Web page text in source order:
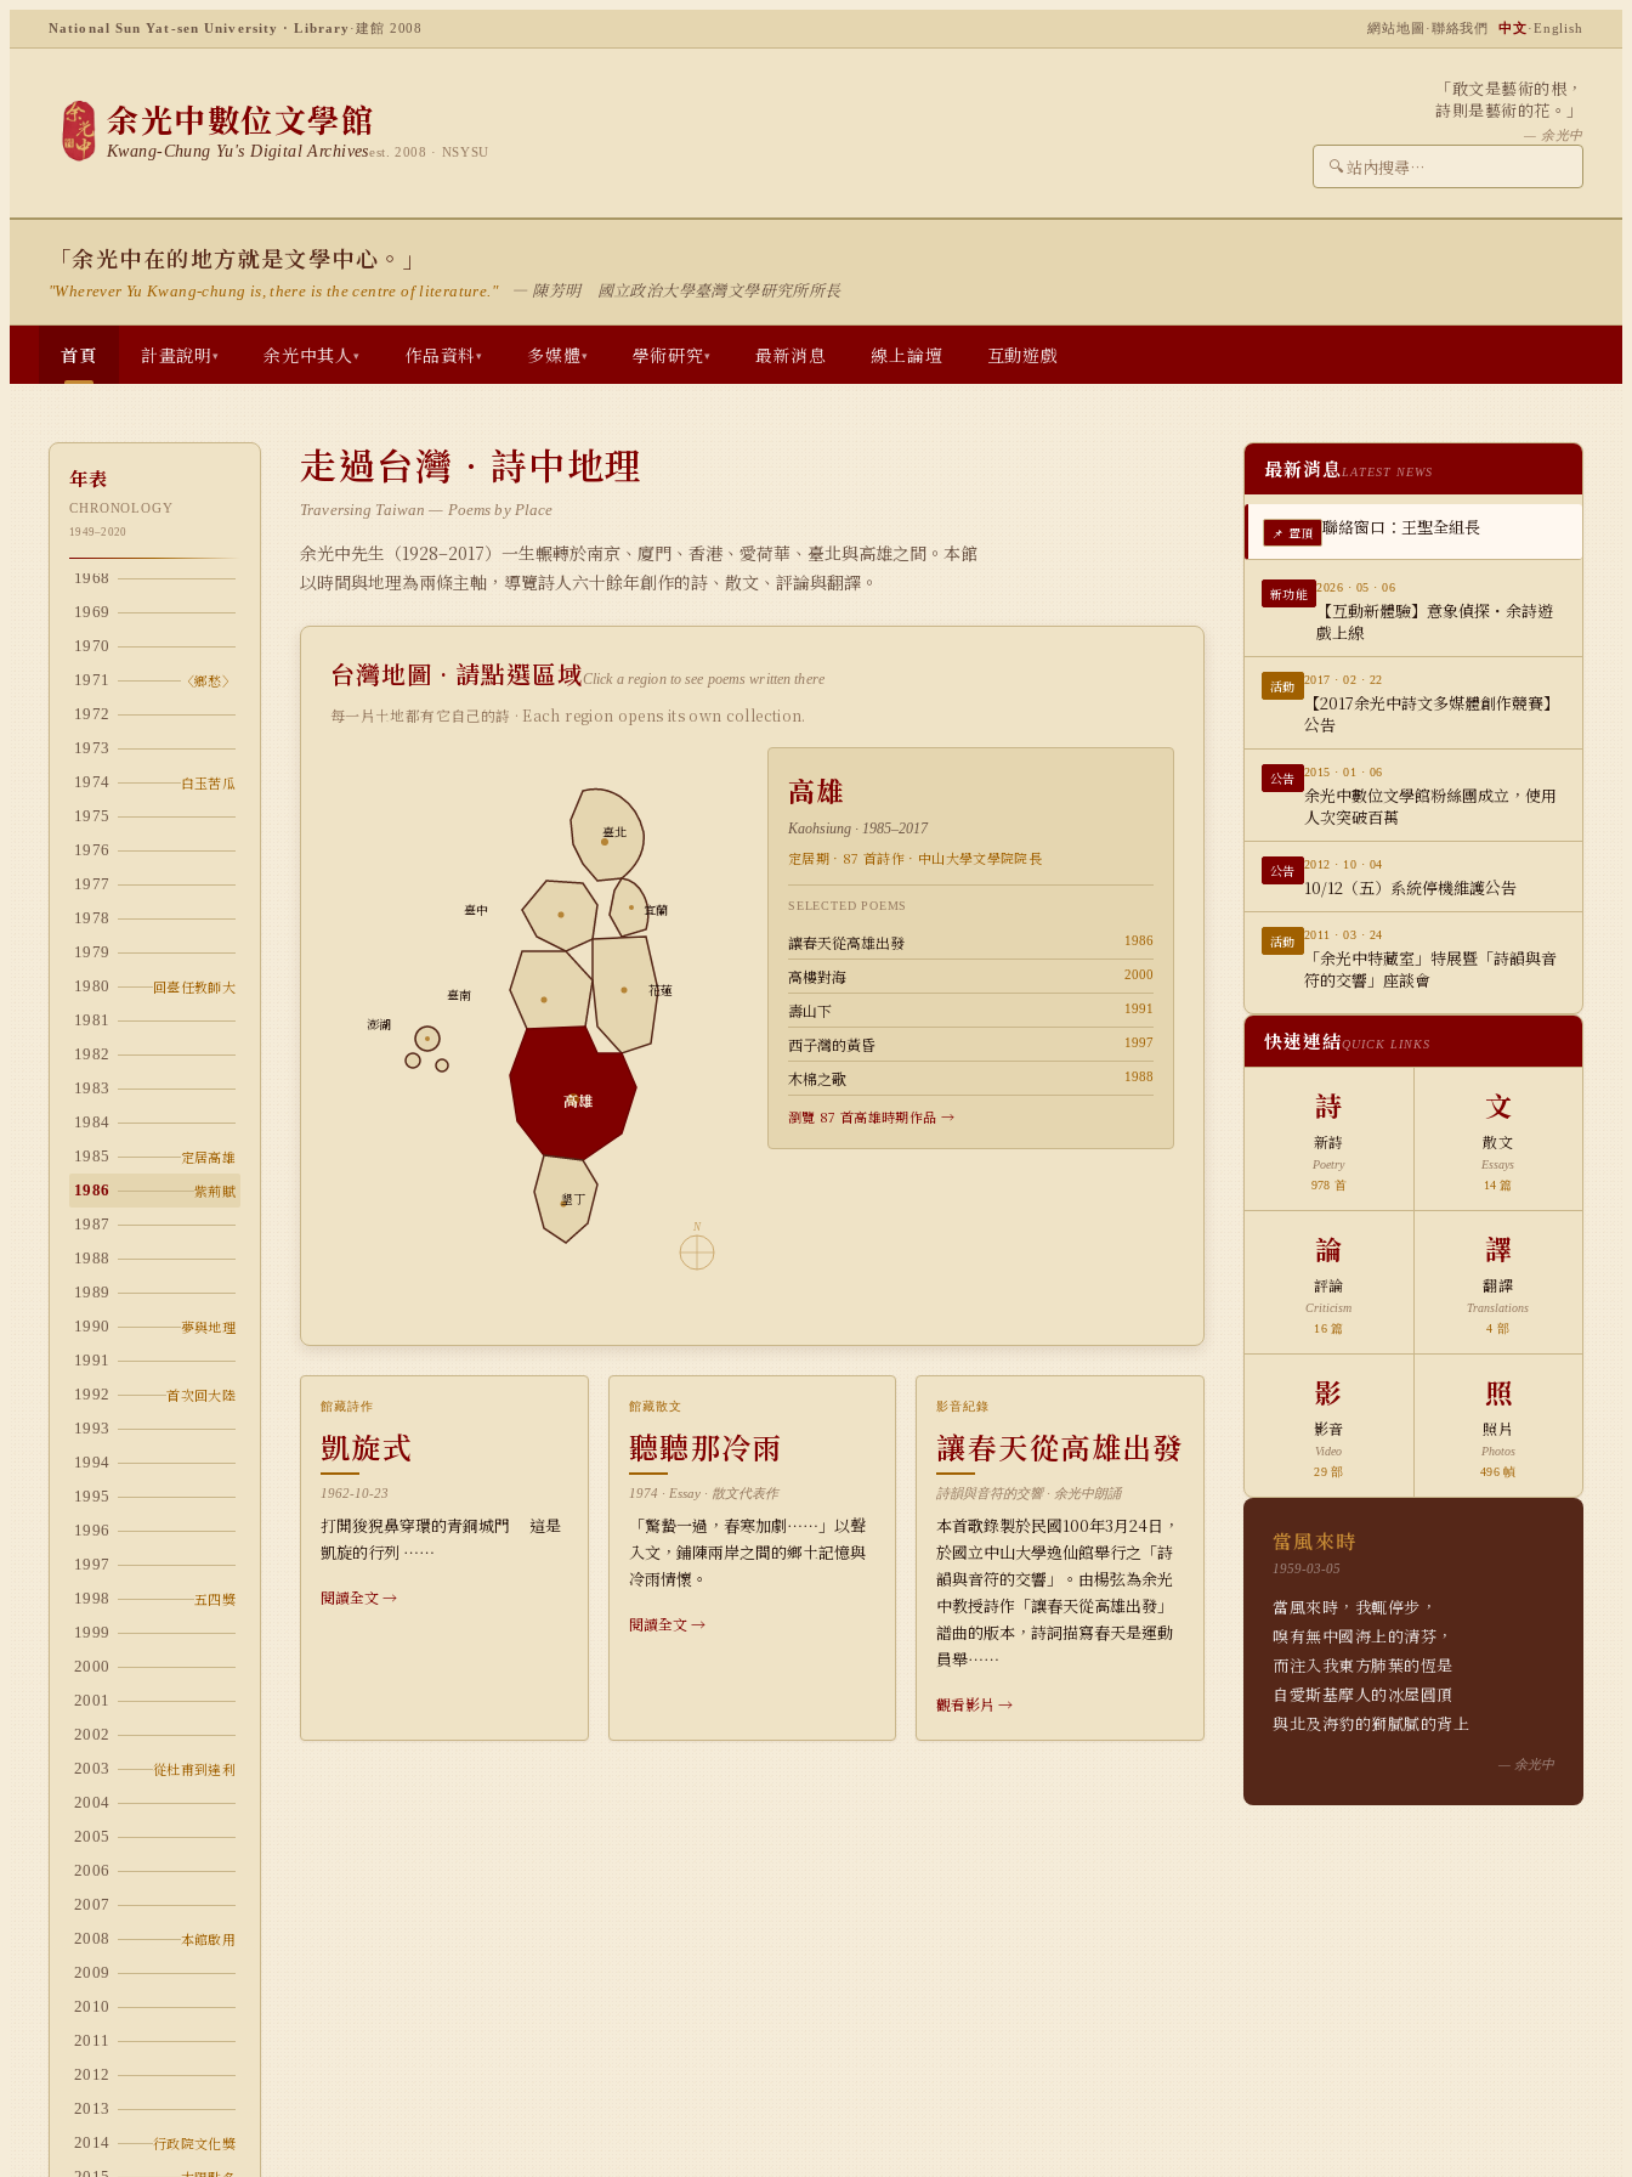
National Sun Yat-sen University · Library ·建館 2008 網站地圖 ·聯絡我們 中文·English
余光中數位文學館
Kwang-Chung Yu's Digital Archivesest. 2008 · NSYSU
「敢文是藝術的根，
詩則是藝術的花。」
— 余光中
🔍
「余光中在的地方就是文學中心。」
"Wherever Yu Kwang-chung is, there is the centre of literature." — 陳芳明 國立政治大學臺灣文學研究所所長
首頁 計畫說明▾ 余光中其人▾ 作品資料▾ 多媒體▾ 學術研究▾ 最新消息 線上論壇 互動遊戲
年表
CHRONOLOGY
1949–2020
1952
臺大畢業
1954
藍星詩社
1955
1959
愛荷華 MFA
1964
首次赴美教書
1965
1966
1968
1969
1970
1971
〈鄉愁〉
1972
1973
1974
白玉苦瓜
1975
1976
1977
1978
1979
1980
回臺任教師大
1981
1982
1983
1984
1985
定居高雄
1986 紫荊賦
1987
1988
1989
1990
夢與地理
1991
1992
首次回大陸
1993
1994
1995
1996
1997
1998
五四獎
1999
2000
2001
2002
2003
從杜甫到達利
2004
2005
2006
2007
2008
本館啟用
2009
2010
2011
2012
2013
2014
行政院文化獎
走過台灣 · 詩中地理
Traversing Taiwan — Poems by Place
余光中先生（1928–2017）一生輾轉於南京、廈門、香港、愛荷華、臺北與高雄之間。本館
以時間與地理為兩條主軸，導覽詩人六十餘年創作的詩、散文、評論與翻譯。
台灣地圖 · 請點選區域Click a region to see poems written there
每一片土地都有它自己的詩 · Each region opens its own collection.
臺北
宜蘭
臺中
花蓮
臺南
高雄
墾丁
澎湖
N
高雄
Kaohsiung · 1985–2017
定居期 · 87 首詩作 · 中山大學文學院院長
SELECTED POEMS
讓春天從高雄出發 1986
高樓對海 2000
壽山下 1991
西子灣的黃昏 1997
木棉之歌 1988
瀏覽 87 首高雄時期作品 →
館藏詩作
凱旋式
1962-10-23
打開狻猊鼻穿環的青銅城門 這是
凱旋的行列 ⋯⋯
閱讀全文 →
館藏散文
聽聽那冷雨
1974 · Essay · 散文代表作
「驚蟄一過，春寒加劇⋯⋯」以聲
入文，鋪陳兩岸之間的鄉土記憶與
冷雨情懷。
閱讀全文 →
影音紀錄
讓春天從高雄出發
詩韻與音符的交響 · 余光中朗誦
本首歌錄製於民國100年3月24日，
於國立中山大學逸仙館舉行之「詩
韻與音符的交響」。由楊弦為余光
中教授詩作「讓春天從高雄出發」
譜曲的版本，詩詞描寫春天是運動
員舉⋯⋯
觀看影片 →
最新消息 LATEST NEWS
📌 置頂 聯絡窗口：王聖全組長
新功能 2026 · 05 · 06
【互動新體驗】意象偵探・余詩遊
戲上線
活動 2017 · 02 · 22
【2017余光中詩文多媒體創作競賽】
公告
公告 2015 · 01 · 06
余光中數位文學館粉絲團成立，使用
人次突破百萬
公告 2012 · 10 · 04
10/12（五）系統停機維護公告
活動 2011 · 03 · 24
「余光中特藏室」特展暨「詩韻與音
符的交響」座談會
快速連結QUICK LINKS
詩
新詩
Poetry
978 首
文
散文
Essays
14 篇
論
評論
Criticism
16 篇
譯
翻譯
Translations
4 部
影
影音
Video
29 部
照
照片
Photos
496 幀
當風來時
1959-03-05
當風來時，我輒停步，
嗅有無中國海上的清芬，
而注入我東方肺葉的恆是
自愛斯基摩人的冰屋圓頂
— 余光中